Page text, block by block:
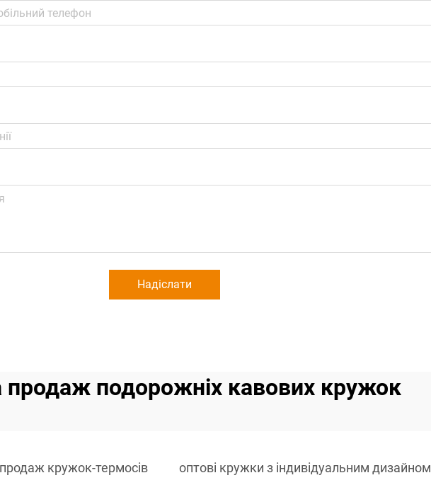
Надіслати
продаж подорожніх кавових кружок
кружок-термосів оптові кружки з індивідуальним дизайном